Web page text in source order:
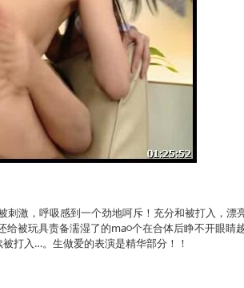
激，呼吸感到一个劲地呵斥！充分和被打入，漂
被玩具责备濡湿了的ma○个在合体后睁不开眼睛
打入…。生做爱的表演是精华部分！！